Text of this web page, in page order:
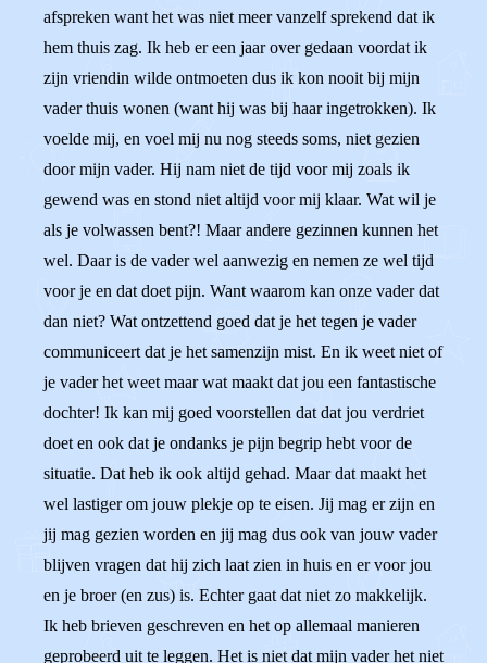
afspreken want het was niet meer vanzelf sprekend dat ik
hem thuis zag. Ik heb er een jaar over gedaan voordat ik
zijn vriendin wilde ontmoeten dus ik kon nooit bij mijn
vader thuis wonen (want hij was bij haar ingetrokken). Ik
voelde mij, en voel mij nu nog steeds soms, niet gezien
door mijn vader. Hij nam niet de tijd voor mij zoals ik
gewend was en stond niet altijd voor mij klaar. Wat wil je
als je volwassen bent?! Maar andere gezinnen kunnen het
wel. Daar is de vader wel aanwezig en nemen ze wel tijd
voor je en dat doet pijn. Want waarom kan onze vader dat
dan niet? Wat ontzettend goed dat je het tegen je vader
communiceert dat je het samenzijn mist. En ik weet niet of
je vader het weet maar wat maakt dat jou een fantastische
dochter! Ik kan mij goed voorstellen dat dat jou verdriet
doet en ook dat je ondanks je pijn begrip hebt voor de
situatie. Dat heb ik ook altijd gehad. Maar dat maakt het
wel lastiger om jouw plekje op te eisen. Jij mag er zijn en
jij mag gezien worden en jij mag dus ook van jouw vader
blijven vragen dat hij zich laat zien in huis en er voor jou
en je broer (en zus) is. Echter gaat dat niet zo makkelijk.
Ik heb brieven geschreven en het op allemaal manieren
geprobeerd uit te leggen. Het is niet dat mijn vader het niet